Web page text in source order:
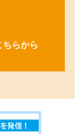
ちらから